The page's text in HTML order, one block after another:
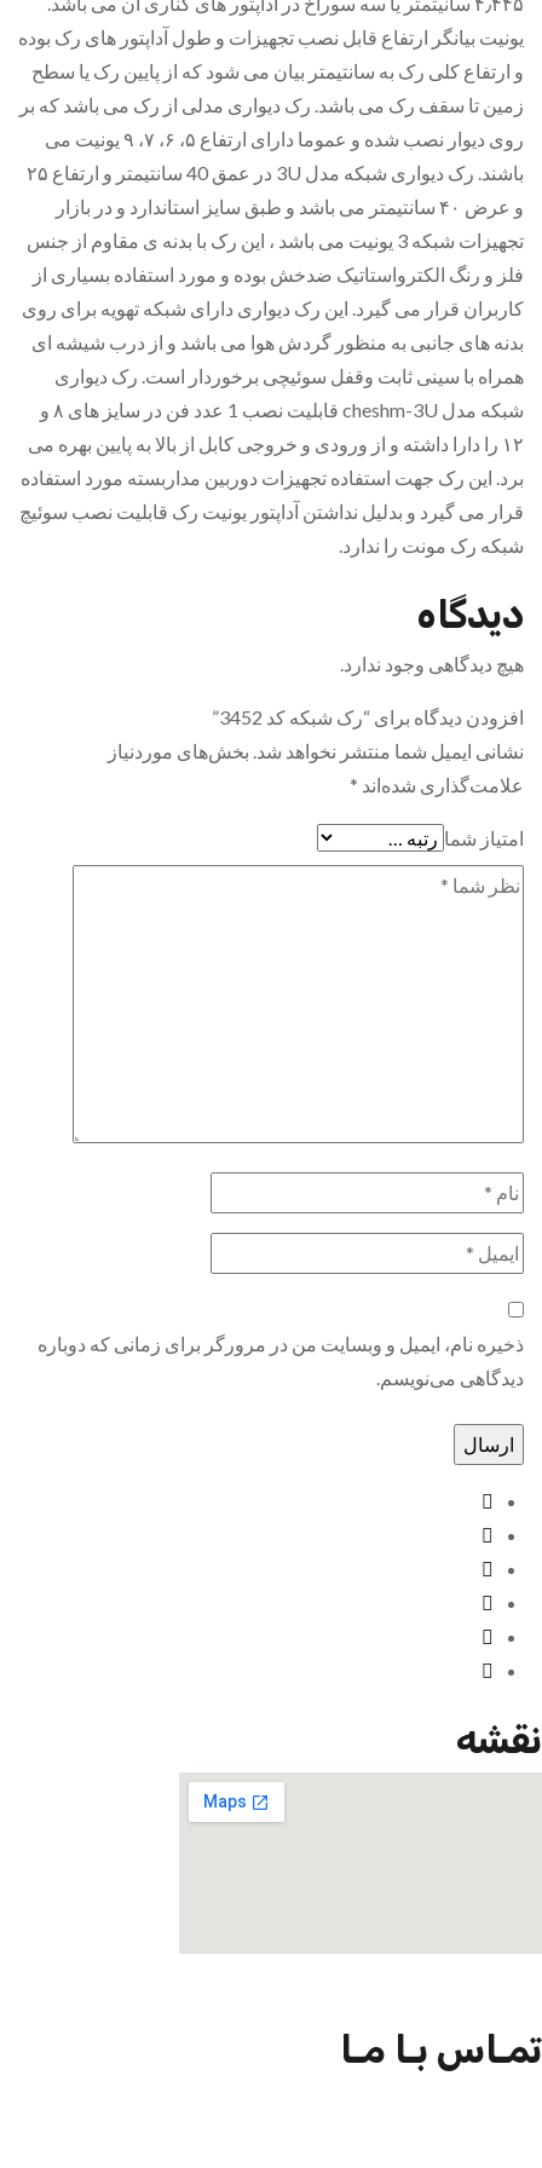
بیانگر ارتفاع قابل نصب تجهیزات و طول آداپتور های رک بوده
کلی رک به سانتیمتر بیان می شود که از پایین رک یا سطح
تا سقف رک می باشد. رک دیواری مدلی از رک می باشد که بر
روی دیوار نصب شده و عموما دارای ارتفاع ۵، ۶، ۷، ۹ یونیت می
باشند. رک دیواری شبکه مدل 3U در عمق 40 سانتیمتر و ارتفاع ۲۵
و عرض ۴۰ سانتیمتر می باشد و طبق سایز استاندارد و در بازار
تجهیزات شبکه 3 یونیت می باشد ، این رک با بدنه ی مقاوم از جنس
و رنگ الکترواستاتیک ضدخش بوده و مورد استفاده بسیاری از
قرار می گیرد. این رک دیواری دارای شبکه تهویه برای روی
های جانبی به منظور گردش هوا می باشد و از درب شیشه ای
با سینی ثابت وقفل سوئیچی برخوردار است. رک دیواری
شبکه مدل cheshm-3U قابلیت نصب 1 عدد فن در سایز های ۸ و
۱۲ را دارا داشته و از ورودی و خروجی کابل از بالا به پایین بهره می
این رک جهت استفاده تجهیزات دوربین مداربسته مورد استفاده
می گیرد و بدلیل نداشتن آداپتور یونیت رک قابلیت نصب سوئيچ
رک مونت را ندارد.
دیدگاهی وجود ندارد.
دیدگاه برای “رک شبکه کد 3452”
ایمیل شما منتشر نخواهد شد. بخش‌های موردنیاز
شده‌اند*
شما
نام، ایمیل و وبسایت من در مرورگر برای زمانی که دوباره
می‌نویسم.
بـا مـا